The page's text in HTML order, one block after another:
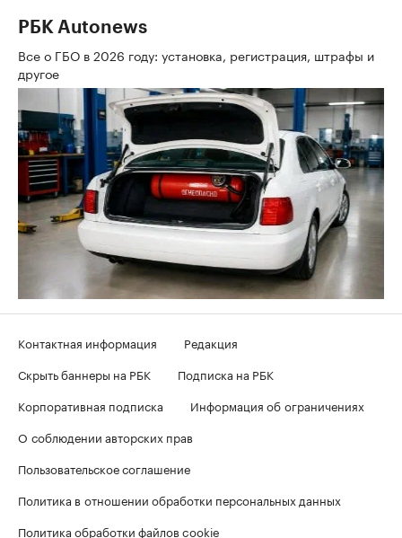
РБК Autonews
Все о ГБО в 2026 году: установка, регистрация, штрафы и
другое
Контактная информация
Редакция
Скрыть баннеры на РБК
Подписка на РБК
Корпоративная подписка
Информация об ограничениях
О соблюдении авторских прав
Пользовательское соглашение
Политика в отношении обработки персональных данных
Политика обработки файлов cookie